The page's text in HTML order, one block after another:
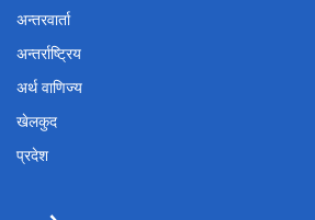
अन्तरवार्ता
अन्तर्राष्ट्रिय
अर्थ वाणिज्य
खेलकुद
प्रदेश